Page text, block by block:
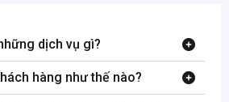
dịch vụ gì?
hàng như thế nào?